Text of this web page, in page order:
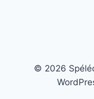
© 2026